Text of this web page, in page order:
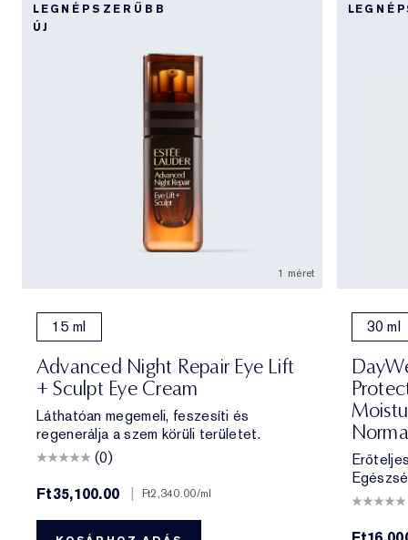
LEGNÉPSZERŰBB
ÚJ
1 méret
15 ml
Advanced Night Repair Eye Lift
+ Sculpt Eye Cream
Láthatóan megemeli, feszesíti és
regenerálja a szem körüli területet.
(0)
Ft35,100.00
Ft2,340.00/ml
30 ml